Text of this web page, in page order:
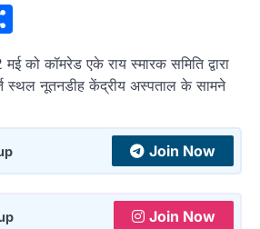
को कॉमरेड एके राय स्मारक समिति द्वारा
स्थल नूतनडीह केंद्रीय अस्पताल के सामने
Join Now
Join Now